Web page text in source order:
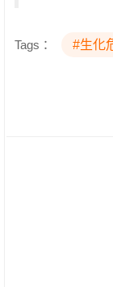
Tags： #生化